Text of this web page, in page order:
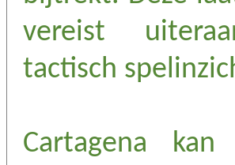
vereist
tactisch
Cartagena kan